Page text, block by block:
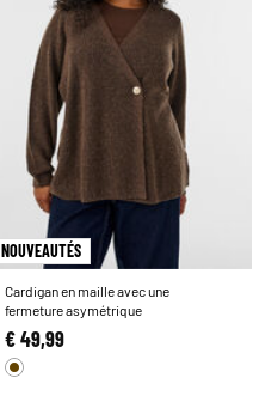
NOUVEAUTÉS
Cardigan en maille avec une
fermeture asymétrique
€ 49,99